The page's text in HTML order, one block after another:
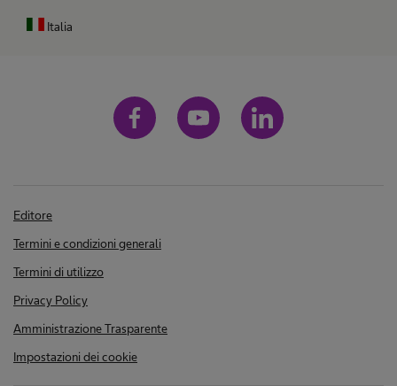
Italia
Editore
Termini e condizioni generali
Termini di utilizzo
Privacy Policy
Amministrazione Trasparente
Impostazioni dei cookie